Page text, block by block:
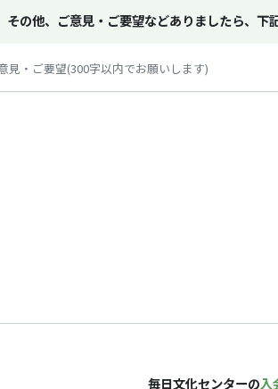
その他、ご意見・ご要望などありましたら、下
見・ご要望(300字以内でお願いします)
毎日文化センターの入